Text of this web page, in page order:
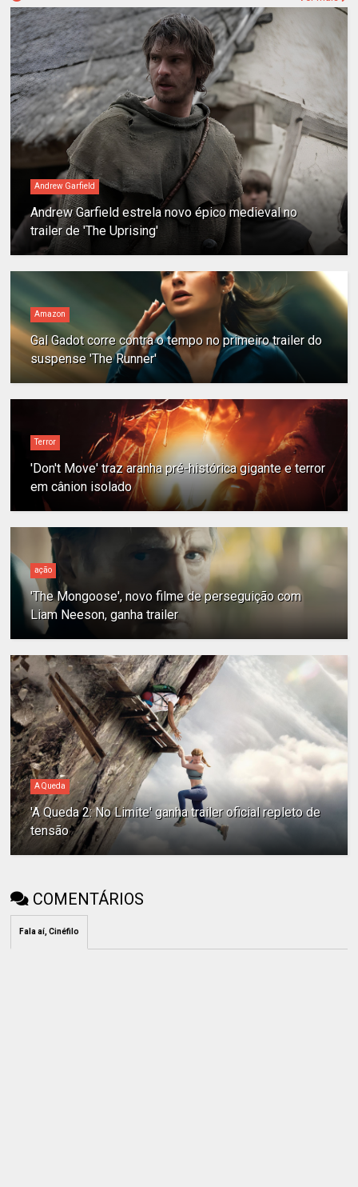
Andrew Garfield
Andrew Garfield estrela novo épico medieval no
trailer de 'The Uprising'
Amazon
Gal Gadot corre contra o tempo no primeiro trailer do
suspense 'The Runner'
Terror
'Don't Move' traz aranha pré-histórica gigante e terror
em cânion isolado
ação
'The Mongoose', novo filme de perseguição com
Liam Neeson, ganha trailer
A Queda
'A Queda 2: No Limite' ganha trailer oficial repleto de
tensão
COMENTÁRIOS
Fala aí, Cinéfilo